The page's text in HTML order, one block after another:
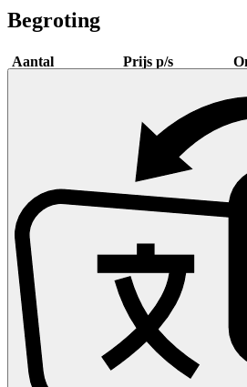
Begroting
Aantal Prijs p/s
Boeken,